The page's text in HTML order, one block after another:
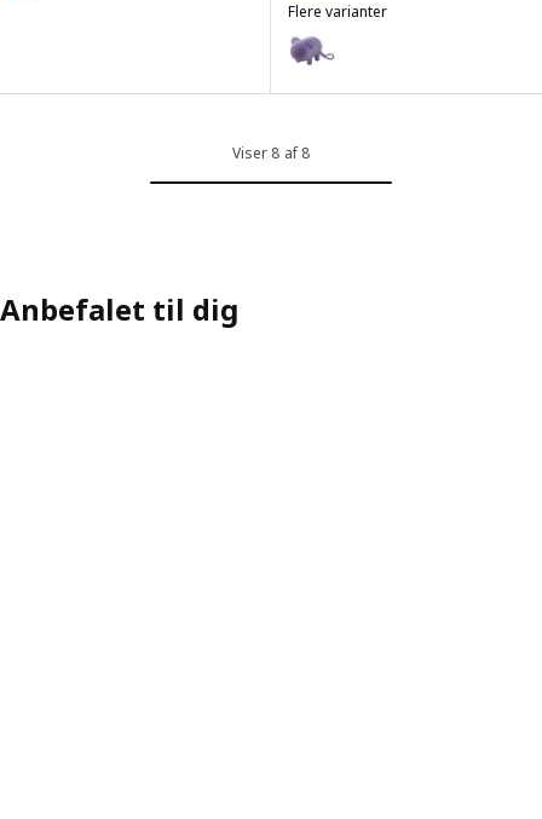
Flere varianter
GREJSIMOJS
Mulighed: GREJSIMOJS,
Viser 8 af 8
Anbefalet til dig